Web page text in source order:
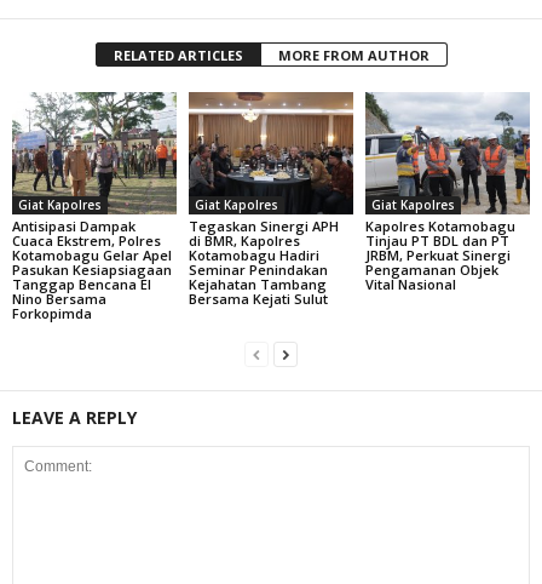
RELATED ARTICLES MORE FROM AUTHOR
Giat Kapolres
Antisipasi Dampak
Cuaca Ekstrem, Polres
Kotamobagu Gelar Apel
Pasukan Kesiapsiagaan
Tanggap Bencana El
Nino Bersama
Forkopimda
Giat Kapolres
Tegaskan Sinergi APH
di BMR, Kapolres
Kotamobagu Hadiri
Seminar Penindakan
Kejahatan Tambang
Bersama Kejati Sulut
Giat Kapolres
Kapolres Kotamobagu
Tinjau PT BDL dan PT
JRBM, Perkuat Sinergi
Pengamanan Objek
Vital Nasional
LEAVE A REPLY